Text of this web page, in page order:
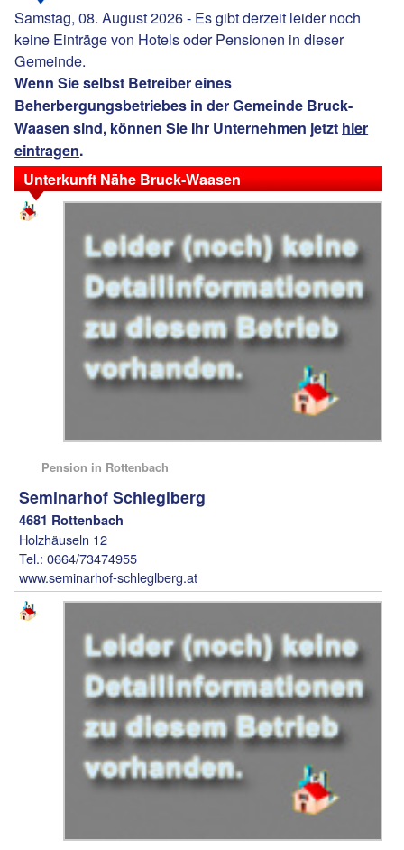
Samstag, 08. August 2026 - Es gibt derzeit leider noch
keine Einträge von Hotels oder Pensionen in dieser
Gemeinde.
Wenn Sie selbst Betreiber eines
Beherbergungsbetriebes in der Gemeinde Bruck-
Waasen sind, können Sie Ihr Unternehmen jetzt hier
eintragen.
Unterkunft Nähe Bruck-Waasen
Pension in Rottenbach
Seminarhof Schleglberg
4681 Rottenbach
Holzhäuseln 12
Tel.: 0664/73474955
www.seminarhof-schleglberg.at